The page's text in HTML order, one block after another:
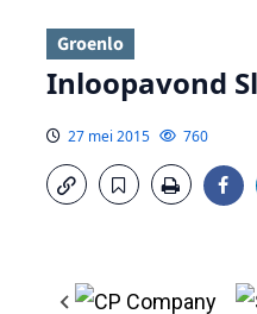
Groenlo
Inloopavond
27 mei 2015 760